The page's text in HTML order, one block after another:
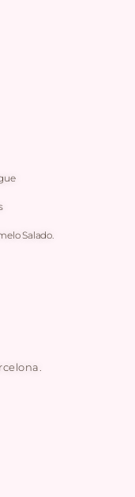
Salado.